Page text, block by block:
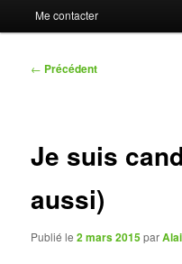
Me contacter
Navigation
← Précédent
Je suis
aussi)
Publié le2 mars 2015par